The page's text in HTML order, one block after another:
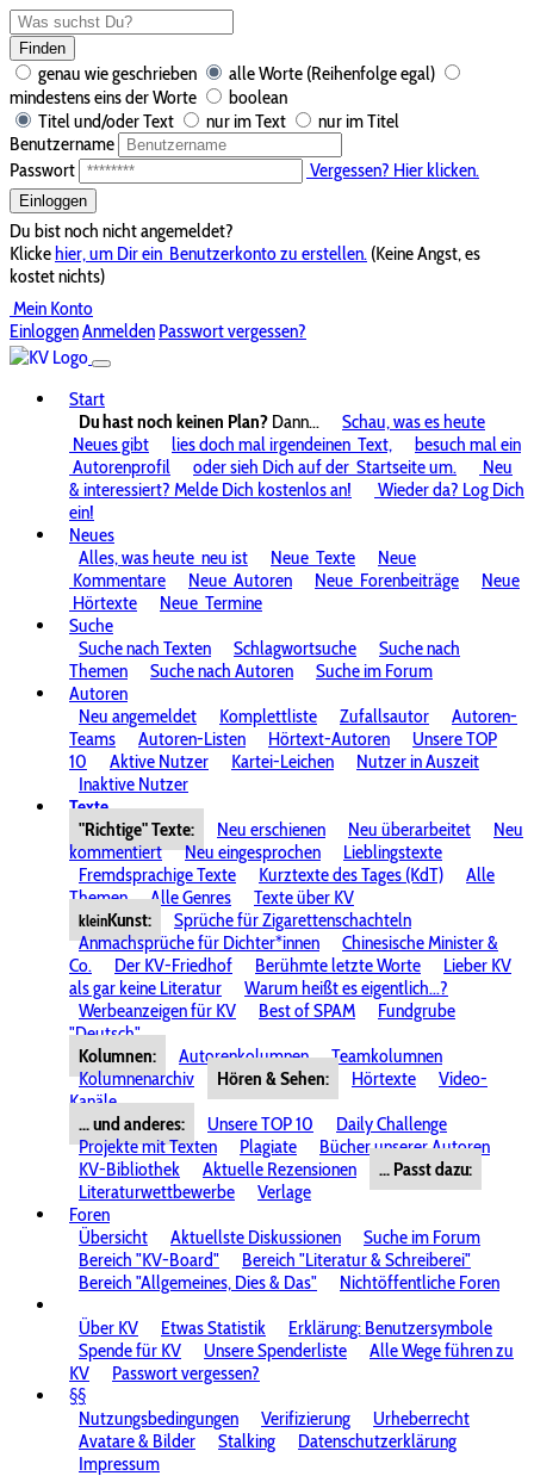
Finden
genau wie geschrieben
alle Worte (Reihenfolge egal)
mindestens eins der Worte
boolean
Titel und/oder Text
nur im Text
nur im Titel
Benutzername
Passwort
Vergessen? Hier klicken.
Einloggen
Du bist noch nicht angemeldet?
Klickehier, um Dir ein Benutzerkonto zu erstellen. (Keine Angst, es
kostet nichts)
Mein Konto
EinloggenAnmelden Passwort vergessen?
Start
Du hast noch keinen Plan? Dann...
Schau, was es heute
Neues gibt
lies doch mal irgendeinen Text,
besuch mal ein
Autorenprofil
oder sieh Dich auf der Startseite um.
Neu
& interessiert? Melde Dich kostenlos an!
Wieder da? Log Dich
ein!
Neues
Alles, was heute neu ist Neue Texte
Neue
Kommentare
Neue Autoren Neue Forenbeiträge
Neue
Hörtexte
Neue Termine
Suche
Suche nach Texten
Schlagwortsuche
Suche nach
Themen
Suche nach Autoren
Suche im Forum
Autoren
Neu angemeldet
Komplettliste Zufallsautor
Autoren-
Teams
Autoren-Listen Hörtext-Autoren
Unsere TOP
10
Aktive Nutzer Kartei-Leichen
Nutzer in Auszeit
Inaktive Nutzer
Texte
"Richtige" Texte:
Neu erschienen Neu überarbeitet
Neu
kommentiert
Neu eingesprochen
Lieblingstexte
Fremdsprachige Texte
Kurztexte des Tages (KdT)
Alle
Themen
Alle Genres Texte über KV
kleinKunst:
Sprüche für Zigarettenschachteln
Anmachsprüche für Dichter*innen
Chinesische Minister &
Co.
Der KV-Friedhof Berühmte letzte Worte
Lieber KV
als gar keine Literatur
Warum heißt es eigentlich...?
Werbeanzeigen für KV
Best of SPAM
Fundgrube
"Deutsch"
Kolumnen:
Autorenkolumnen
Teamkolumnen
Kolumnenarchiv
Hören & Sehen: Hörtexte
Video-
Kanäle
... und anderes:
Unsere TOP 10
Daily Challenge
Projekte mit Texten
Plagiate
Bücher unserer Autoren
KV-Bibliothek
Aktuelle Rezensionen
... Passt dazu:
Literaturwettbewerbe
Verlage
Foren
Übersicht
Aktuellste Diskussionen
Suche im Forum
Bereich "KV-Board"
Bereich "Literatur & Schreiberei"
Bereich "Allgemeines, Dies & Das"
Nichtöffentliche Foren
Über KV
Etwas Statistik
Erklärung: Benutzersymbole
Spende für KV
Unsere Spenderliste
Alle Wege führen zu
KV
Passwort vergessen?
§§
Nutzungsbedingungen
Verifizierung
Urheberrecht
Avatare & Bilder
Stalking
Datenschutzerklärung
Impressum